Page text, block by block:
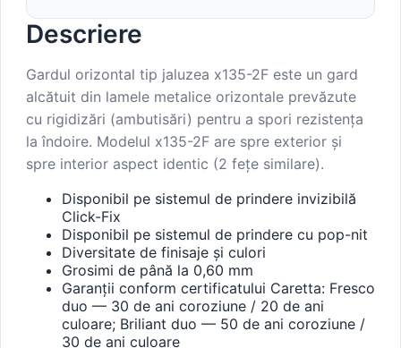
Descriere
Gardul orizontal tip jaluzea x135-2F este un gard
alcătuit din lamele metalice orizontale prevăzute
cu rigidizări (ambutisări) pentru a spori rezistența
la îndoire. Modelul x135-2F are spre exterior și
spre interior aspect identic (2 fețe similare).
Disponibil pe sistemul de prindere invizibilă
Click-Fix
Disponibil pe sistemul de prindere cu pop-nit
Diversitate de finisaje și culori
Grosimi de până la 0,60 mm
Garanții conform certificatului Caretta: Fresco
duo — 30 de ani coroziune / 20 de ani
culoare; Briliant duo — 50 de ani coroziune /
30 de ani culoare